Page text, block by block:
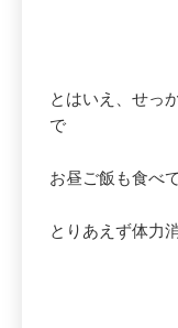
とはいえ、せっ
で
お昼ご飯も食べ
とりあえず体力